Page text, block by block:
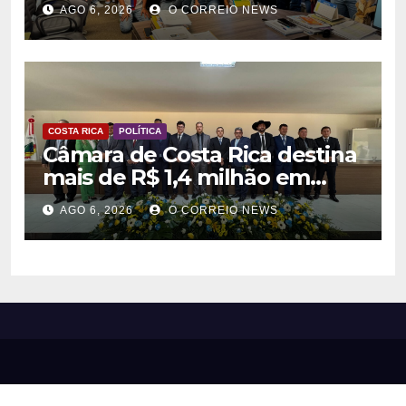
agentes culturais
AGO 6, 2026 O CORREIO NEWS
COSTA RICA POLÍTICA
Câmara de Costa Rica destina
mais de R$ 1,4 milhão em
emendas para investimentos
em diversas áreas
AGO 6, 2026 O CORREIO NEWS